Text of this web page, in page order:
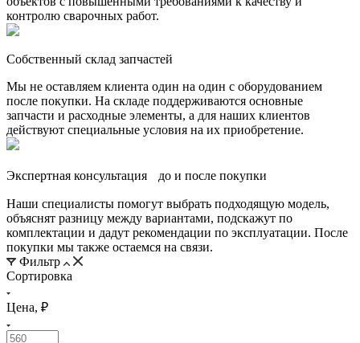
контролю сварочных работ.
Собственный склад запчастей
Мы не оставляем клиента один на один с оборудованием
после покупки. На складе поддерживаются основные
запчасти и расходные элементы, а для наших клиентов
действуют специальные условия на их приобретение.
Экспертная консультация до и после покупки
Наши специалисты помогут выбрать подходящую модель,
объяснят разницу между вариантами, подскажут по
комплектации и дадут рекомендации по эксплуатации. После
покупки мы также остаемся на связи.
Фильтр
Сортировка
Цена, ₽